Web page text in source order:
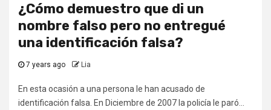
¿Cómo demuestro que di un
nombre falso pero no entregué
una identificación falsa?
7 years ago Lia
En esta ocasión a una persona le han acusado de
identificación falsa. En Diciembre de 2007 la policía le paró...